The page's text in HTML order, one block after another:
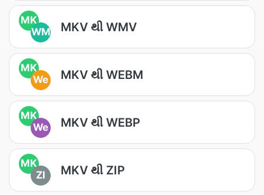
MK
WM
MKV થી WMV
MK
We
MKV થી WEBM
MK
We
MKV થી WEBP
MK
ZI
MKV થી ZIP